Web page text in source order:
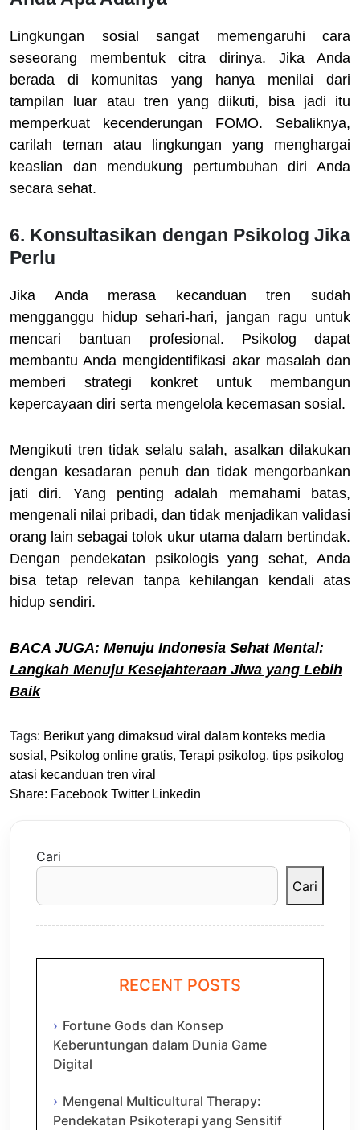
Lingkungan sosial sangat memengaruhi cara
seseorang membentuk citra dirinya. Jika Anda
berada di komunitas yang hanya menilai dari
tampilan luar atau tren yang diikuti, bisa jadi itu
memperkuat kecenderungan FOMO. Sebaliknya,
carilah teman atau lingkungan yang menghargai
keaslian dan mendukung pertumbuhan diri Anda
secara sehat.
6. Konsultasikan dengan Psikolog Jika
Perlu
Jika Anda merasa kecanduan tren sudah
mengganggu hidup sehari-hari, jangan ragu untuk
mencari bantuan profesional. Psikolog dapat
membantu Anda mengidentifikasi akar masalah dan
memberi strategi konkret untuk membangun
kepercayaan diri serta mengelola kecemasan sosial.
Mengikuti tren tidak selalu salah, asalkan dilakukan
dengan kesadaran penuh dan tidak mengorbankan
jati diri. Yang penting adalah memahami batas,
mengenali nilai pribadi, dan tidak menjadikan validasi
orang lain sebagai tolok ukur utama dalam bertindak.
Dengan pendekatan psikologis yang sehat, Anda
bisa tetap relevan tanpa kehilangan kendali atas
hidup sendiri.
BACA JUGA: Menuju Indonesia Sehat Mental:
Langkah Menuju Kesejahteraan Jiwa yang Lebih
Baik
Tags: Berikut yang dimaksud viral dalam konteks media
sosial , Psikolog online gratis, Terapi psikolog, tips psikolog
atasi kecanduan tren viral
Share: Facebook Twitter Linkedin
Cari
Cari
RECENT POSTS
Fortune Gods dan Konsep
Keberuntungan dalam Dunia Game
Digital
Mengenal Multicultural Therapy:
Pendekatan Psikoterapi yang Sensitif